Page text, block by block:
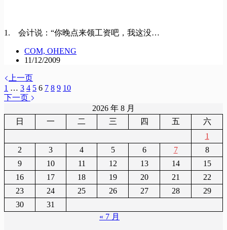
1. 会计说：“你晚点来领工资吧，我这没…
COM, OHENG
11/12/2009
上一页
1 … 3 4 5 6 7 8 9 10
下一页
2026 年 8 月
日
一 二 三 四 五
六
1
2
3 4 5 6 7
8
9
10 11 12 13 14
15
16
17 18 19 20 21
22
23
24 25 26 27 28
29
30
31
« 7 月